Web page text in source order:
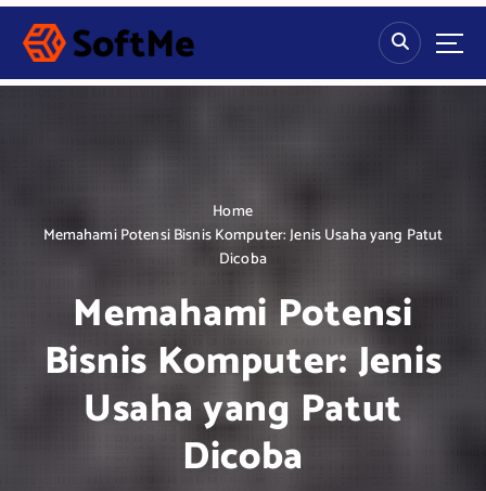
S
p
Home
Memahami Potensi Bisnis Komputer: Jenis Usaha yang Patut
Dicoba
Memahami Potensi
Bisnis Komputer: Jenis
Usaha yang Patut
Dicoba